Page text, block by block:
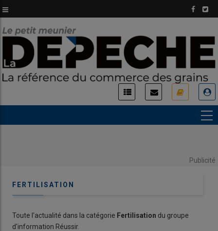
au
contenu
principal
Publicité
FERTILISATION
Toute l'actualité dans la catégorie Fertilisation du groupe
d'information Réussir.